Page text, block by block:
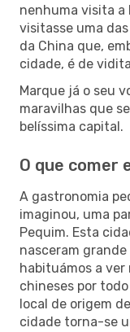
nenhuma visita a
visitasse uma
da China que,
cidade, é de
Marque já o seu
maravilhas que
belíssima capital.
O que comer
A gastronomia
imaginou, uma
Pequim. Esta
nasceram
habituámos a
chineses por
local de origem
cidade torna-se